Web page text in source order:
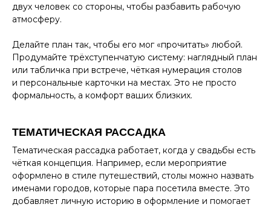
двух человек со стороны, чтобы разбавить рабочую
атмосферу.
Делайте план так, чтобы его мог «прочитать» любой.
Продумайте трёхступенчатую систему: наглядный план
или табличка при встрече, чёткая нумерация столов
и персональные карточки на местах. Это не просто
формальность, а комфорт ваших близких.
ТЕМАТИЧЕСКАЯ РАССАДКА
Тематическая рассадка работает, когда у свадьбы есть
чёткая концепция. Например, если мероприятие
оформлено в стиле путешествий, столы можно назвать
именами городов, которые пара посетила вместе. Это
добавляет личную историю в оформление и помогает